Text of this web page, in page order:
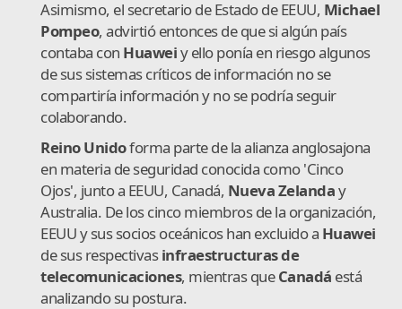
Asimismo, el secretario de Estado de EEUU, Michael
Pompeo, advirtió entonces de que si algún país
contaba con Huaweiy ello ponía en riesgo algunos
de sus sistemas críticos de información no se
compartiría información y no se podría seguir
colaborando.
Reino Unidoforma parte de la alianza anglosajona
en materia de seguridad conocida como 'Cinco
Ojos', junto a EEUU, Canadá, Nueva Zelanday
Australia. De los cinco miembros de la organización,
EEUU y sus socios oceánicos han excluido a Huawei
de sus respectivasinfraestructuras de
telecomunicaciones, mientras queCanadá está
analizando su postura.